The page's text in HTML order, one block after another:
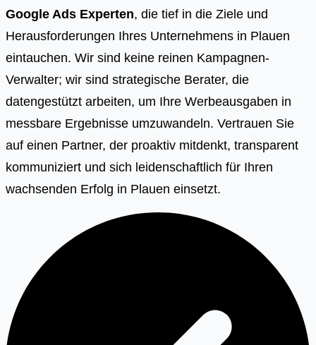
Google Ads Experten, die tief in die Ziele und
Herausforderungen Ihres Unternehmens in Plauen
eintauchen. Wir sind keine reinen Kampagnen-
Verwalter; wir sind strategische Berater, die
datengestützt arbeiten, um Ihre Werbeausgaben in
messbare Ergebnisse umzuwandeln. Vertrauen Sie
auf einen Partner, der proaktiv mitdenkt, transparent
kommuniziert und sich leidenschaftlich für Ihren
wachsenden Erfolg in Plauen einsetzt.